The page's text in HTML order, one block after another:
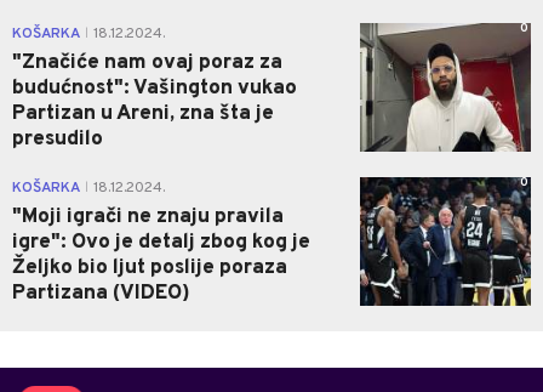
KOŠARKA 18.12.2024.
"Značiće nam ovaj poraz za
budućnost": Vašington vukao
Partizan u Areni, zna šta je
presudilo
0
KOŠARKA 18.12.2024.
"Moji igrači ne znaju pravila
igre": Ovo je detalj zbog kog je
Željko bio ljut poslije poraza
Partizana (VIDEO)
0